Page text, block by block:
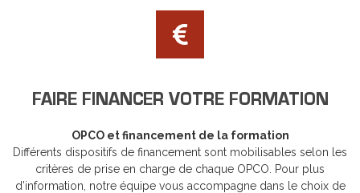
FAIRE FINANCER VOTRE FORMATION
OPCO et financement de la formation
Différents dispositifs de financement sont mobilisables selon les
critères de prise en charge de chaque OPCO. Pour plus
d’information, notre équipe vous accompagne dans le choix de